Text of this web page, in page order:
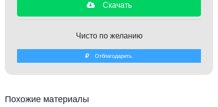
Скачать
Чисто по желанию
Отблагодарить.
Похожие материалы